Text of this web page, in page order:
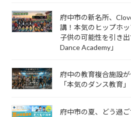
府中市の新名所、
講！本気のヒップホ
子供の可能性を引き
Dance Academy」
府中の教育複合施設
「本気のダンス教育」
府中市の夏、どう過